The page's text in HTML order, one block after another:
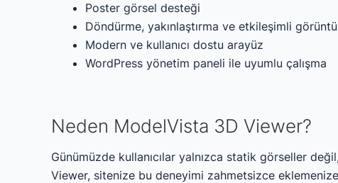
Poster görsel desteği
Döndürme, yakınlaştırma ve etkileşimli
Modern ve kullanıcı dostu arayüz
WordPress yönetim paneli ile uyumlu çalışma
Neden ModelVista 3D Viewer?
Günümüzde kullanıcılar yalnızca statik görseller
Viewer, sitenize bu deneyimi zahmetsizce eklemenize